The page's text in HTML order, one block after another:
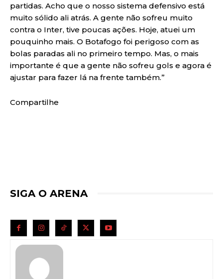
partidas. Acho que o nosso sistema defensivo está
muito sólido ali atrás. A gente não sofreu muito
contra o Inter, tive poucas ações. Hoje, atuei um
pouquinho mais. O Botafogo foi perigoso com as
bolas paradas ali no primeiro tempo. Mas, o mais
importante é que a gente não sofreu gols e agora é
ajustar para fazer lá na frente também.”
Compartilhe
SIGA O ARENA